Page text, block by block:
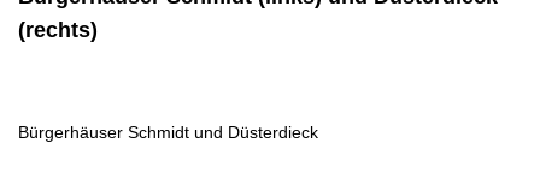
(rechts)
Bürgerhäuser Schmidt und Düsterdieck